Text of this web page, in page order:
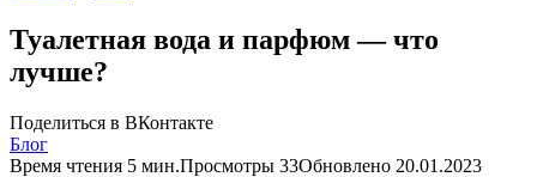
Туалетная вода и парфюм — что
лучше?
Поделиться в ВКонтакте
Блог
Время чтения 5 мин.Просмотры 33Обновлено 20.01.2023